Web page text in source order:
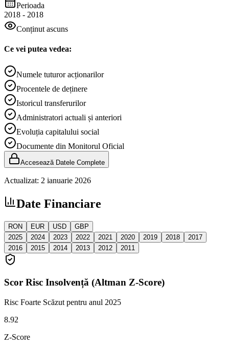
Perioada
2018 - 2018
Conținut ascuns
Ce vei putea vedea:
Numele tuturor acționarilor
Procentele de deținere
Istoricul transferurilor
Administratori actuali și anteriori
Evoluția capitalului social
Documente din Monitorul Oficial
Accesează Datele Complete
Actualizat: 2 ianuarie 2026
Date Financiare
RON EUR USD
GBP
2025
2024 2023 2022 2021 2020 2019 2018
2017
2016
2015 2014 2013 2012 2011
Scor Risc Insolvență (Altman Z-Score)
Risc Foarte Scăzut pentru anul 2025
8.92
Z-Score